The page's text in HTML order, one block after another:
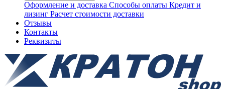
Оформление и доставка Способы оплаты Кредит и
лизинг Расчет стоимости доставки
Отзывы
Контакты
Реквизиты